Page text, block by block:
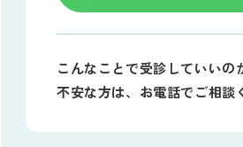
こんなことで受診していいの
不安な方は、お電話でご相談